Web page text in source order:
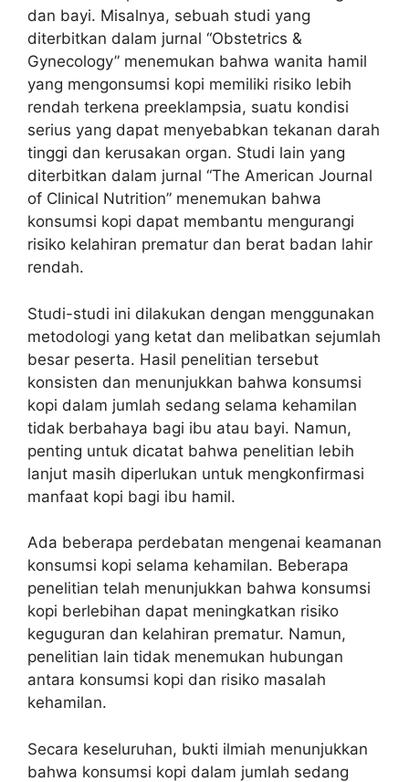
dan bayi. Misalnya, sebuah studi yang
diterbitkan dalam jurnal “Obstetrics &
Gynecology” menemukan bahwa wanita hamil
yang mengonsumsi kopi memiliki risiko lebih
rendah terkena preeklampsia, suatu kondisi
serius yang dapat menyebabkan tekanan darah
tinggi dan kerusakan organ. Studi lain yang
diterbitkan dalam jurnal “The American Journal
of Clinical Nutrition” menemukan bahwa
konsumsi kopi dapat membantu mengurangi
risiko kelahiran prematur dan berat badan lahir
rendah.
Studi-studi ini dilakukan dengan menggunakan
metodologi yang ketat dan melibatkan sejumlah
besar peserta. Hasil penelitian tersebut
konsisten dan menunjukkan bahwa konsumsi
kopi dalam jumlah sedang selama kehamilan
tidak berbahaya bagi ibu atau bayi. Namun,
penting untuk dicatat bahwa penelitian lebih
lanjut masih diperlukan untuk mengkonfirmasi
manfaat kopi bagi ibu hamil.
Ada beberapa perdebatan mengenai keamanan
konsumsi kopi selama kehamilan. Beberapa
penelitian telah menunjukkan bahwa konsumsi
kopi berlebihan dapat meningkatkan risiko
keguguran dan kelahiran prematur. Namun,
penelitian lain tidak menemukan hubungan
antara konsumsi kopi dan risiko masalah
kehamilan.
Secara keseluruhan, bukti ilmiah menunjukkan
bahwa konsumsi kopi dalam jumlah sedang